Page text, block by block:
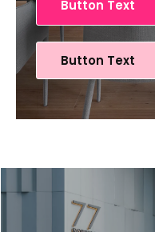
Button Text
Button Text